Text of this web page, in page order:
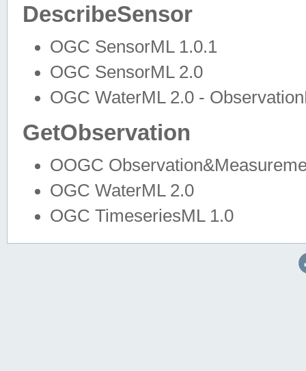
DescribeSensor
OGC SensorML 1.0.1
OGC SensorML 2.0
OGC WaterML 2.0 -
GetObservation
OOGC
OGC WaterML 2.0
OGC TimeseriesML 1.0